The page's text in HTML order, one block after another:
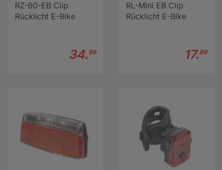
RZ-60-EB Clip
Rücklicht E-Bike
34.99
RL-Mini EB Clip
Rücklicht E-Bike
17.99